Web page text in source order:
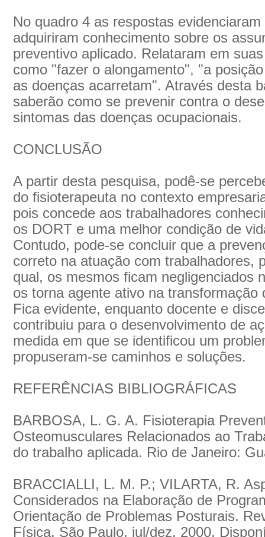
No quadro 4 as respostas
adquiriram conhecimento sobre os
preventivo aplicado. Relataram em
como "fazer o alongamento", "a
as doenças acarretam". Através desta
saberão como se prevenir contra o
sintomas das doenças ocupacionais.
CONCLUSÃO
A partir desta pesquisa, podê-se
do fisioterapeuta no contexto
pois concede aos trabalhadores
os DORT e uma melhor condição de
Contudo, pode-se concluir que a
correto na atuação com trabalhadores,
qual, os mesmos ficam negligenciados
os torna agente ativo na
Fica evidente, enquanto docente e
contribuiu para o desenvolvimento de
medida em que se identificou um
propuseram-se caminhos e soluções.
REFERÊNCIAS BIBLIOGRÁFICAS
BARBOSA, L. G. A. Fisioterapia
Osteomusculares Relacionados ao
do trabalho aplicada. Rio de Janeiro:
BRACCIALLI, L. M. P.; VILARTA, R.
Considerados na Elaboração de
Orientação de Problemas Posturais.
Física, São Paulo, jul/dez. 2000.